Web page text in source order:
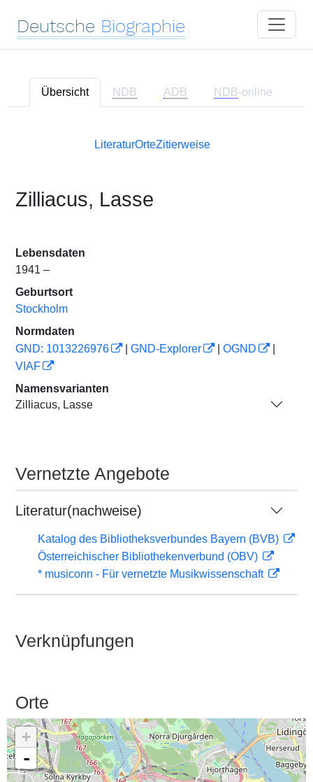
Deutsche Biographie
Übersicht NDB ADB NDB-online
LiteraturOrteZitierweise
Zilliacus, Lasse
Lebensdaten
1941 –
Geburtsort
Stockholm
Normdaten
GND: 1013226976
GND-Explorer OGND
VIAF
Namensvarianten
Zilliacus, Lasse
Vernetzte Angebote
Literatur(nachweise)
Katalog des Bibliotheksverbundes Bayern (BVB)
Österreichischer Bibliothekenverbund (OBV)
* musiconn - Für vernetzte Musikwissenschaft
Verknüpfungen
Orte
+
-